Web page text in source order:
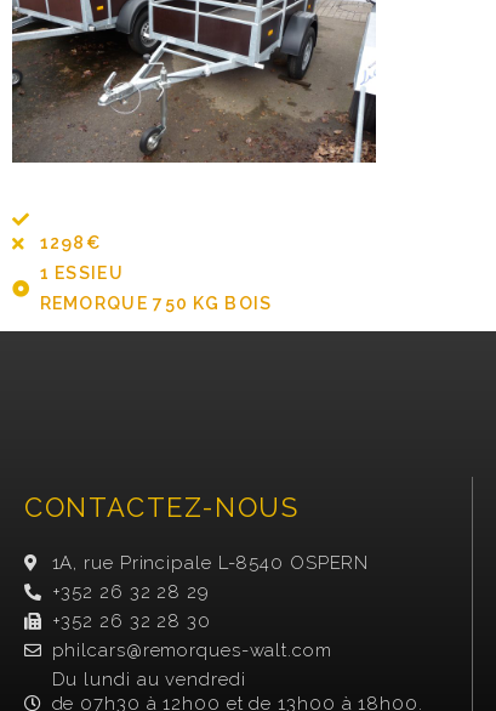
1298€
1 ESSIEU
REMORQUE 750 KG BOIS
CONTACTEZ-NOUS
1A, rue Principale L-8540 OSPERN
+352 26 32 28 29
+352 26 32 28 30
philcars@remorques-walt.com
Du lundi au vendredi
de 07h30 à 12h00 et de 13h00 à 18h00.